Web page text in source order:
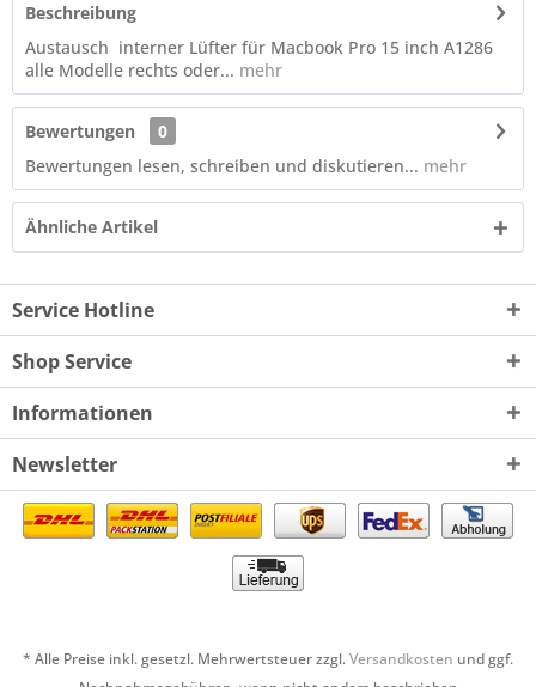
Beschreibung
Austausch interner Lüfter für Macbook Pro 15 inch A1286
alle Modelle rechts oder... mehr
Bewertungen
0
Bewertungen lesen, schreiben und diskutieren... mehr
Ähnliche Artikel
Service Hotline
Shop Service
Informationen
Newsletter
* Alle Preise inkl. gesetzl. Mehrwertsteuer zzgl.Versandkosten und ggf.